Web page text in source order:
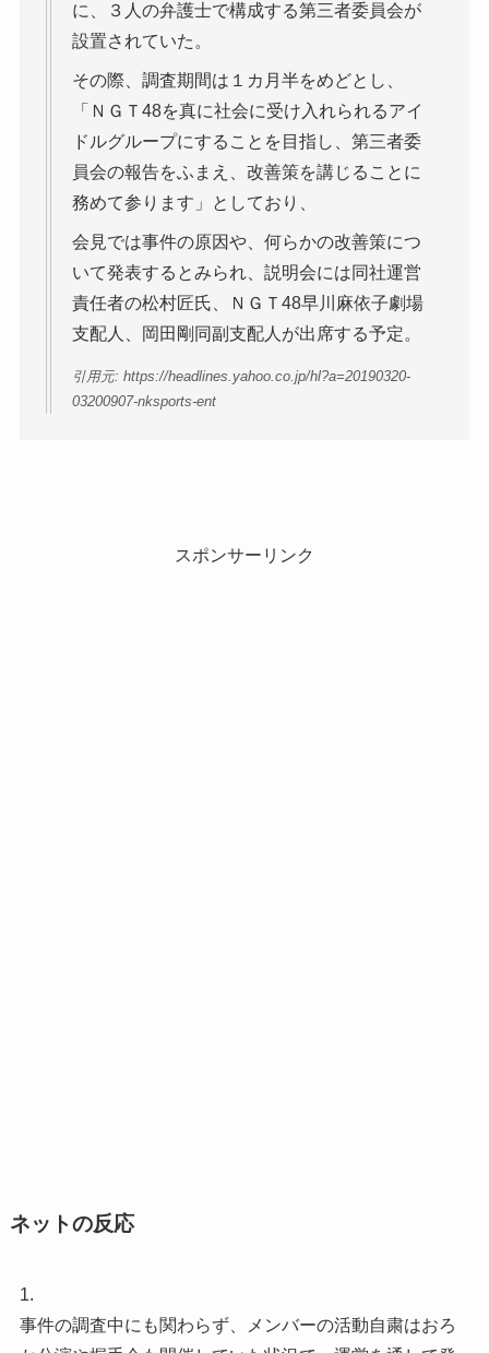
に、３人の弁護士で構成する第三者委員会が
設置されていた。
その際、調査期間は１カ月半をめどとし、
「ＮＧＴ48を真に社会に受け入れられるアイ
ドルグループにすることを目指し、第三者委
員会の報告をふまえ、改善策を講じることに
務めて参ります」としており、
会見では事件の原因や、何らかの改善策につ
いて発表するとみられ、説明会には同社運営
責任者の松村匠氏、ＮＧＴ48早川麻依子劇場
支配人、岡田剛同副支配人が出席する予定。
引用元: https://headlines.yahoo.co.jp/hl?a=20190320-
03200907-nksports-ent
スポンサーリンク
ネットの反応
1.
事件の調査中にも関わらず、メンバーの活動自粛はおろ